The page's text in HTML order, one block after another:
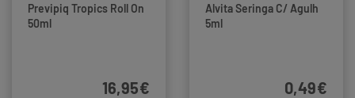
Previpiq Tropics Roll On
50ml
16,95€
Alvita Seringa C/ Agulh
5ml
0,49€